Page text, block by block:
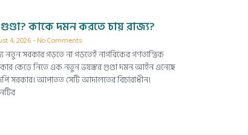
কাকে দমন করতে চায় রাজ্য?
4, 2026 No Comments
নতুন সরকার গড়তে না গড়তেই নাগরিকের গণতান্ত্রিক
কেড়ে নিতে এক নতুন ভয়ঙ্কর গুণ্ডা দমন আইন এনেছে
সরকার। আপাতত সেটি আদালতের বিচারাধীন।